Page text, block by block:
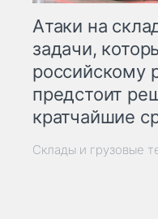
Атаки на
задачи,
российскому
предстоит
кратчайшие
Склады и грузовые